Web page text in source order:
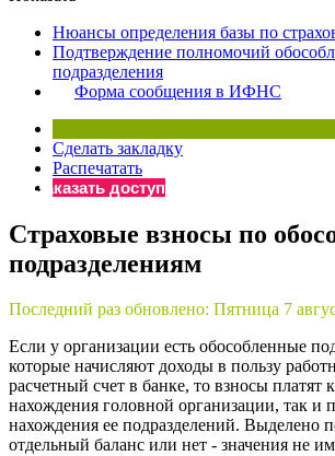
Бератор
«Практическая энциклопедия
Материалы электронного журнала
«Нормативные акты для
Материалы электронного журнала
«Практическая бухгалтерия»
Онлайн-сервисы «Учетная
Просто заполните форму, и мы
Нюансы определения базы по
Подтверждение полномочий
подразделения
Форма сообщения в ИФНС
Сделать закладку
Распечатать
Заказать доступ
Страховые взносы по
подразделениям
Последний раз обновлено: Пятница 7
Если у организации есть обособленные
которые начисляют доходы в пользу
расчетный счет в банке, то взносы платят
нахождения головной организации, так и
нахождения ее подразделений. Выделено
отдельный баланс или нет - значения не